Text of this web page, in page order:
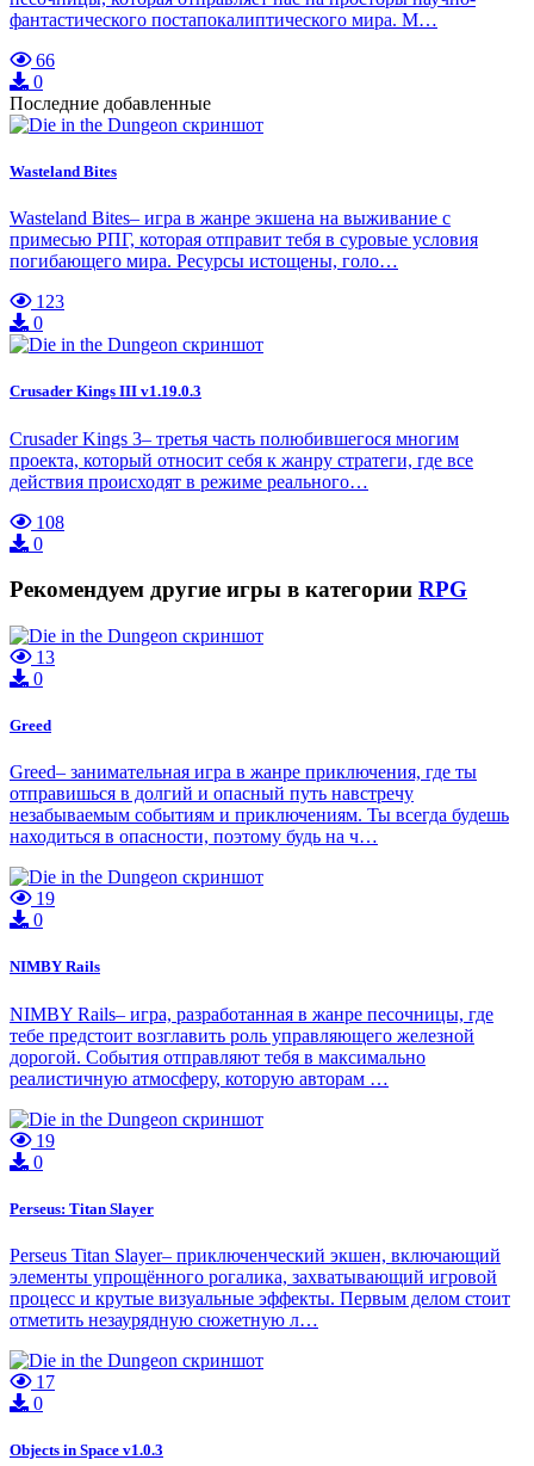
фантастического постапокалиптического мира. М…
66
0
Последние добавленные
Wasteland Bites
Wasteland Bites– игра в жанре экшена на выживание с
примесью РПГ, которая отправит тебя в суровые условия
погибающего мира. Ресурсы истощены, голо…
123
0
Crusader Kings III v1.19.0.3
Crusader Kings 3– третья часть полюбившегося многим
проекта, который относит себя к жанру стратеги, где все
действия происходят в режиме реального…
108
0
Рекомендуем другие игры в категории RPG
13
0
Greed
Greed– занимательная игра в жанре приключения, где ты
отправишься в долгий и опасный путь навстречу
незабываемым событиям и приключениям. Ты всегда будешь
находиться в опасности, поэтому будь на ч…
19
0
NIMBY Rails
NIMBY Rails– игра, разработанная в жанре песочницы, где
тебе предстоит возглавить роль управляющего железной
дорогой. События отправляют тебя в максимально
реалистичную атмосферу, которую авторам …
19
0
Perseus: Titan Slayer
Perseus Titan Slayer– приключенческий экшен, включающий
элементы упрощённого рогалика, захватывающий игровой
процесс и крутые визуальные эффекты. Первым делом стоит
отметить незаурядную сюжетную л…
17
0
Objects in Space v1.0.3